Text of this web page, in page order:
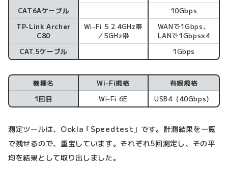
CAT6Aケーブル
10Gbps
TP-Link Archer
C80
Wi-Fi 5 2.4GHz帯
／5GHz帯
WANで1Gbps、
LANで1Gbps×4
CAT.5ケーブル
1Gbps
機種名 Wi-Fi規格
有線規格
1回目
Wi-Fi 6E USB4（40Gbps）
測定ツールは、Ookla「Speedtest」です。計測結果を一覧
で残せるので、重宝しています。それぞれ5回測定し、その平
均を結果として取り出しました。